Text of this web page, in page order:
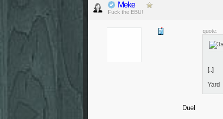
Meke
Fuck the EBU!
quote:
[..]
Yard
Duel